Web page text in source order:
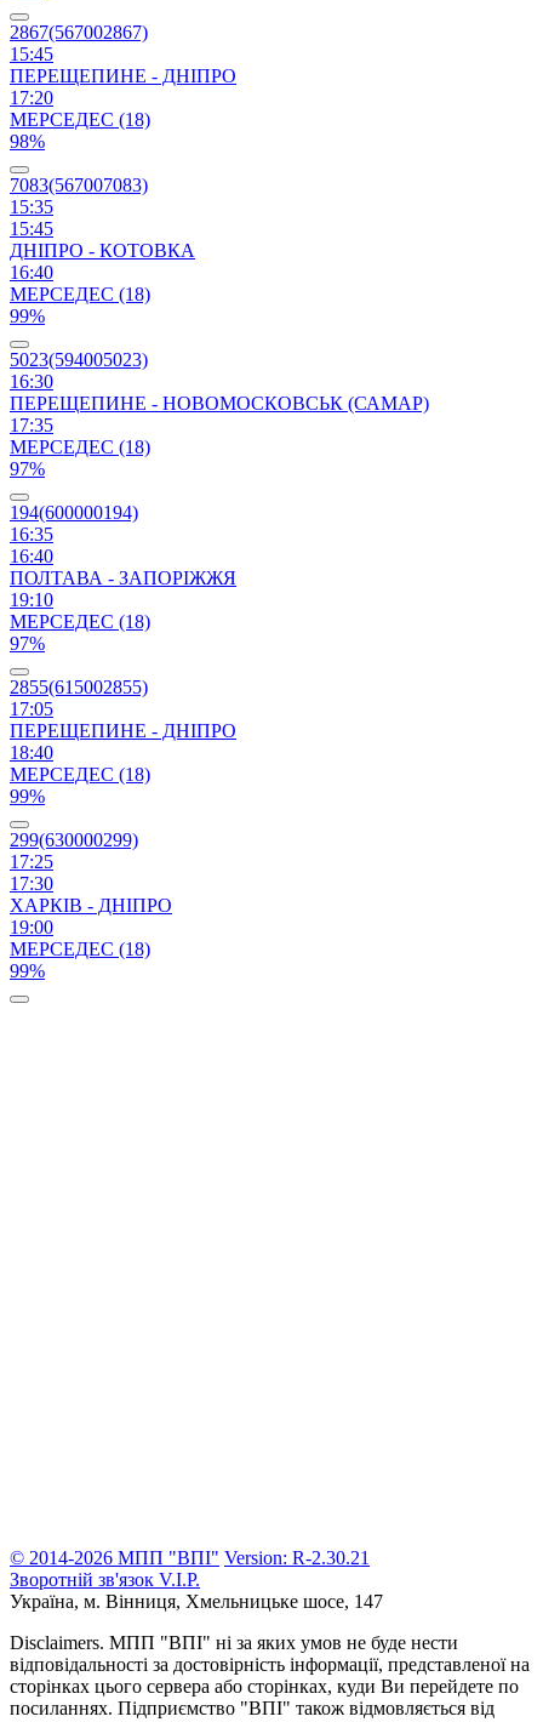
2867(567002867)
15:45
ПЕРЕЩЕПИНЕ - ДНІПРО
17:20
МЕРСЕДЕС (18)
98%
7083(567007083)
15:35
15:45
ДНІПРО - КОТОВКА
16:40
МЕРСЕДЕС (18)
99%
5023(594005023)
16:30
ПЕРЕЩЕПИНЕ - НОВОМОСКОВСЬК (САМАР)
17:35
МЕРСЕДЕС (18)
97%
194(600000194)
16:35
16:40
ПОЛТАВА - ЗАПОРІЖЖЯ
19:10
МЕРСЕДЕС (18)
97%
2855(615002855)
17:05
ПЕРЕЩЕПИНЕ - ДНІПРО
18:40
МЕРСЕДЕС (18)
99%
299(630000299)
17:25
17:30
ХАРКІВ - ДНІПРО
19:00
МЕРСЕДЕС (18)
99%
© 2014-2026 МПП "ВПІ" Version: R-2.30.21
Зворотній зв'язок V.I.P.
Україна, м. Вінниця, Хмельницьке шосе, 147
Disclaimers. МПП "ВПІ" ні за яких умов не буде нести
відповідальності за достовірність інформації, представленої на
сторінках цього сервера або сторінках, куди Ви перейдете по
посиланнях. Підприємство "ВПІ" також відмовляється від